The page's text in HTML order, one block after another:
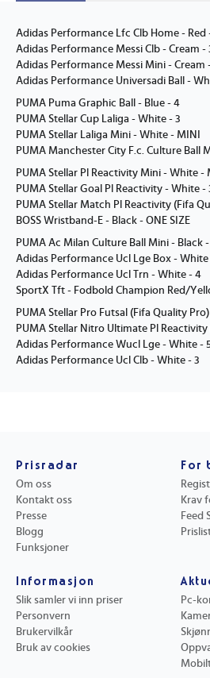
Adidas Performance Lfc Clb Home - Red
Adidas Performance Messi Clb - Cream -
Adidas Performance Messi Mini - Cream
Adidas Performance Universadi Ball -
PUMA Puma Graphic Ball - Blue - 4
PUMA Stellar Cup Laliga - White - 3
PUMA Stellar Laliga Mini - White - MINI
PUMA Manchester City F.c. Culture Ball
PUMA Stellar Pl Reactivity Mini - White -
PUMA Stellar Goal Pl Reactivity - White -
PUMA Stellar Match Pl Reactivity (Fifa
BOSS Wristband-E - Black - ONE SIZE
PUMA Ac Milan Culture Ball Mini - Black -
Adidas Performance Ucl Lge Box - White
Adidas Performance Ucl Trn - White - 4
SportX Tft - Fodbold Champion Red/
PUMA Stellar Pro Futsal (Fifa Quality
Adidas Performance Wucl Lge - White -
Adidas Performance Ucl Clb - White - 3
Prisradar
Om oss
Kontakt oss
Presse
Blogg
Funksjoner
For
Krav
Feed
Informasjon
Slik samler vi inn priser
Personvern
Brukervilkår
Bruk av cookies
Pc-